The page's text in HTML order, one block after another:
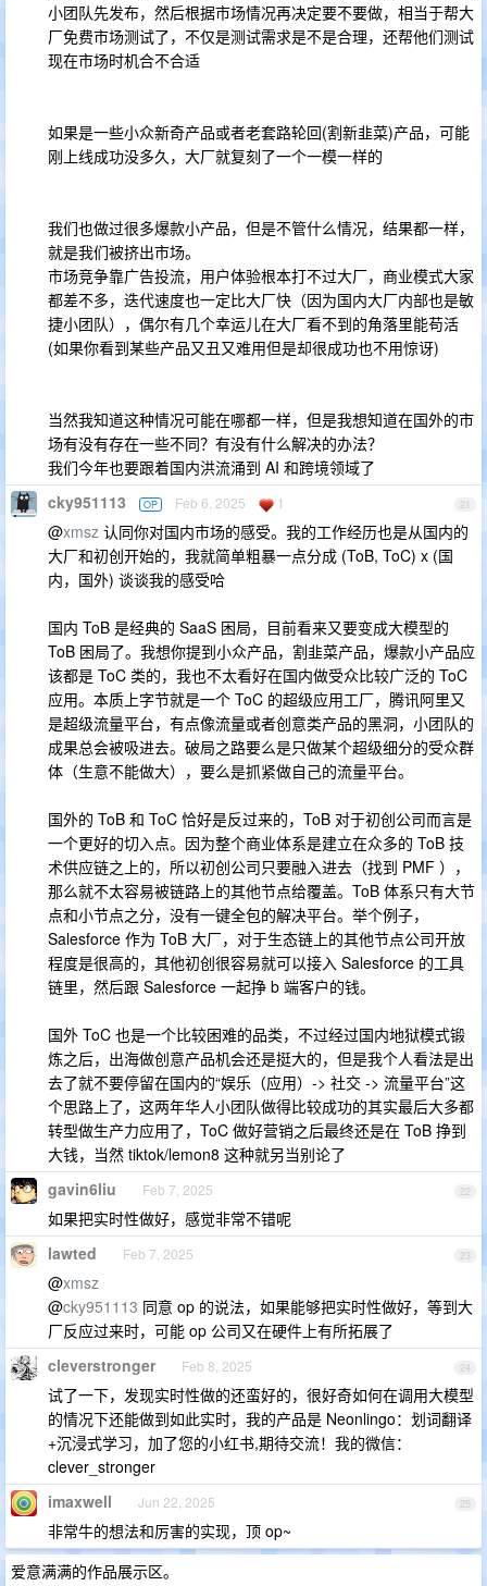
小团队先发布，然后根据市场情况再决定要不要做，相当于帮大
厂免费市场测试了，不仅是测试需求是不是合理，还帮他们测试
现在市场时机合不合适
如果是一些小众新奇产品或者老套路轮回(割新韭菜)产品，可能
刚上线成功没多久，大厂就复刻了一个一模一样的
我们也做过很多爆款小产品，但是不管什么情况，结果都一样，
就是我们被挤出市场。
市场竞争靠广告投流，用户体验根本打不过大厂，商业模式大家
都差不多，迭代速度也一定比大厂快（因为国内大厂内部也是敏
捷小团队），偶尔有几个幸运儿在大厂看不到的角落里能苟活
(如果你看到某些产品又丑又难用但是却很成功也不用惊讶)
当然我知道这种情况可能在哪都一样，但是我想知道在国外的市
场有没有存在一些不同？有没有什么解决的办法？
我们今年也要跟着国内洪流涌到 AI 和跨境领域了
21
cky951113 OP Feb 6, 2025 1
@xmsz 认同你对国内市场的感受。我的工作经历也是从国内的
大厂和初创开始的，我就简单粗暴一点分成 (ToB, ToC) x (国
内，国外) 谈谈我的感受哈
国内 ToB 是经典的 SaaS 困局，目前看来又要变成大模型的
ToB 困局了。我想你提到小众产品，割韭菜产品，爆款小产品应
该都是 ToC 类的，我也不太看好在国内做受众比较广泛的 ToC
应用。本质上字节就是一个 ToC 的超级应用工厂，腾讯阿里又
是超级流量平台，有点像流量或者创意类产品的黑洞，小团队的
成果总会被吸进去。破局之路要么是只做某个超级细分的受众群
体（生意不能做大），要么是抓紧做自己的流量平台。
国外的 ToB 和 ToC 恰好是反过来的，ToB 对于初创公司而言是
一个更好的切入点。因为整个商业体系是建立在众多的 ToB 技
术供应链之上的，所以初创公司只要融入进去（找到 PMF ），
那么就不太容易被链路上的其他节点给覆盖。ToB 体系只有大节
点和小节点之分，没有一键全包的解决平台。举个例子，
Salesforce 作为 ToB 大厂，对于生态链上的其他节点公司开放
程度是很高的，其他初创很容易就可以接入 Salesforce 的工具
链里，然后跟 Salesforce 一起挣 b 端客户的钱。
国外 ToC 也是一个比较困难的品类，不过经过国内地狱模式锻
炼之后，出海做创意产品机会还是挺大的，但是我个人看法是出
去了就不要停留在国内的“娱乐（应用）-> 社交 -> 流量平台”这
个思路上了，这两年华人小团队做得比较成功的其实最后大多都
转型做生产力应用了，ToC 做好营销之后最终还是在 ToB 挣到
大钱，当然 tiktok/lemon8 这种就另当别论了
22
gavin6liu Feb 7, 2025
如果把实时性做好，感觉非常不错呢
23
lawted Feb 7, 2025
@xmsz
@cky951113 同意 op 的说法，如果能够把实时性做好，等到大
厂反应过来时，可能 op 公司又在硬件上有所拓展了
24
cleverstronger Feb 8, 2025
试了一下，发现实时性做的还蛮好的，很好奇如何在调用大模型
的情况下还能做到如此实时，我的产品是 Neonlingo：划词翻译
+沉浸式学习，加了您的小红书,期待交流！我的微信：
clever_stronger
25
imaxwell Jun 22, 2025
非常牛的想法和厉害的实现，顶 op~
爱意满满的作品展示区。